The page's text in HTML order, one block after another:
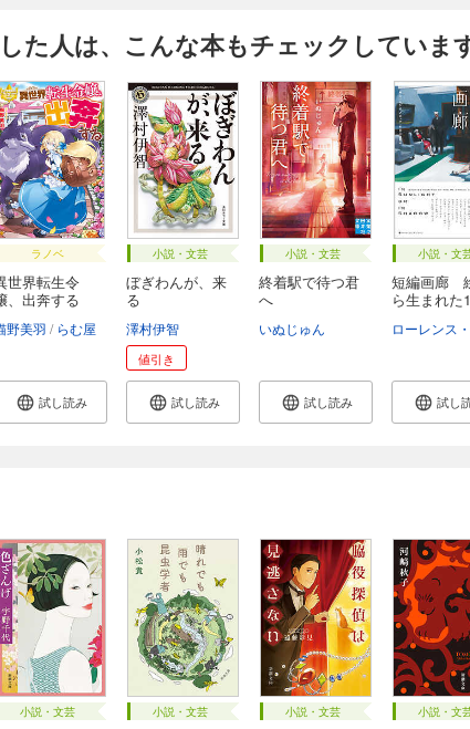
た人は、こんな本もチェックしていま
ラノベ
世界転生令
、出奔する
野美羽 らむ屋
試し読み
小説・文芸
ぼぎわんが、来
る
澤村伊智
値引き
試し読み
小説・文芸
終着駅で待つ君
へ
いぬじゅん
試し読み
小説・文
短編画廊
ら生まれた
試し
小説・文芸 小説・文芸 小説・文芸 小説・文